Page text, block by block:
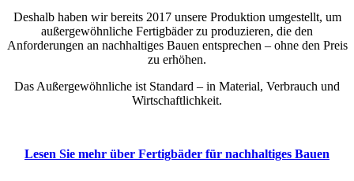
Deshalb haben wir bereits 2017 unsere Produktion umgestellt, um
außergewöhnliche Fertigbäder zu produzieren, die den
Anforderungen an nachhaltiges Bauen entsprechen – ohne den Preis
zu erhöhen.
Das Außergewöhnliche ist Standard – in Material, Verbrauch und
Wirtschaftlichkeit.
Lesen Sie mehr über Fertigbäder für nachhaltiges Bauen